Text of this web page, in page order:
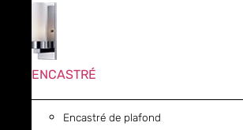
ENCASTRÉ
Encastré de plafond